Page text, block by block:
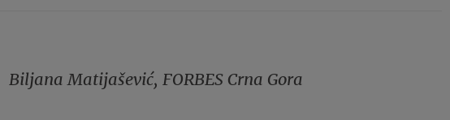
Biljana Matijašević, FORBES Crna Gora